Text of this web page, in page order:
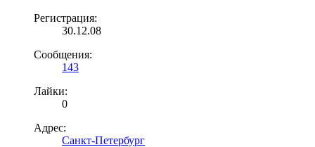
Регистрация:
30.12.08
Сообщения:
143
Лайки:
0
Адрес:
Санкт-Петербург